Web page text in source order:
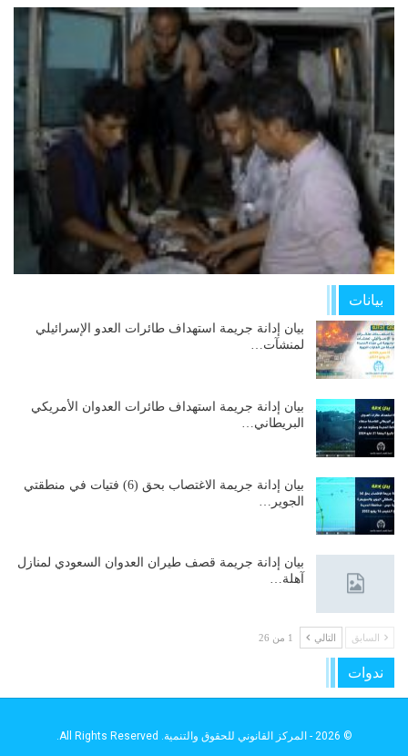
بيانات
بيان إدانة جريمة استهداف طائرات العدو الإسرائيلي
لمنشآت…
بيان إدانة جريمة استهداف طائرات العدوان الأمريكي
البريطاني…
بيان إدانة جريمة الاغتصاب بحق (6) فتيات في منطقتي
الجوير…
بيان إدانة جريمة قصف طيران العدوان السعودي لمنازل
آهلة…
السابق التالي 1 من 26
ندوات
© 2026 - المركز القانوني للحقوق والتنمية. All Rights Reserved.